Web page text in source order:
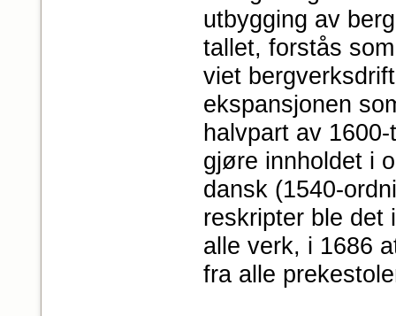
utbygging av
tallet, forstås
viet
ekspansjonen
halvpart av
gjøre innholdet i
dansk (1540-
reskripter ble det
alle verk, i 1686
fra alle